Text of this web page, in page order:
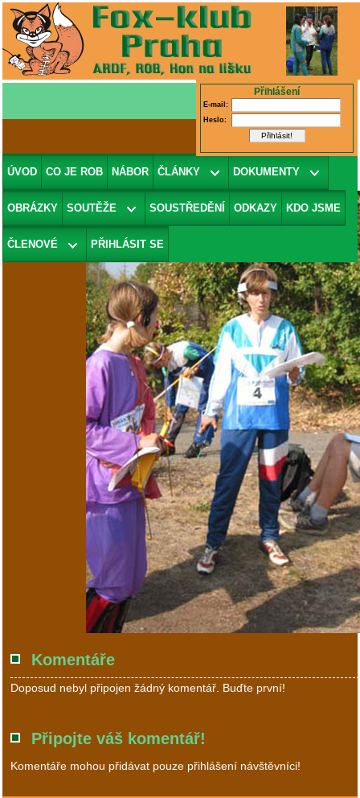
Přihlášení
E-mail:
Heslo:
ÚVOD CO JE ROB NÁBOR ČLÁNKY DOKUMENTY
OBRÁZKY SOUTĚŽE SOUSTŘEDĚNÍ ODKAZY KDO JSME
ČLENOVÉ PŘIHLÁSIT SE
Fotografie 28/78 (v galeriiPP 2003)
Komentáře
Doposud nebyl připojen žádný komentář. Buďte první!
Připojte váš komentář!
Komentáře mohou přidávat pouze přihlášení návštěvníci!